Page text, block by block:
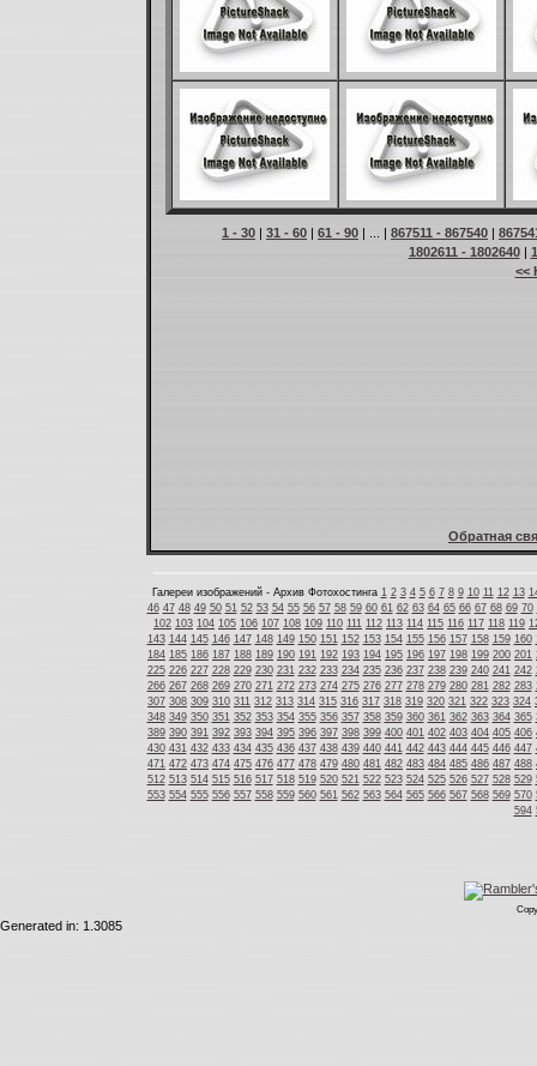
1 - 30 | 31 - 60 | 61 - 90 | ... | 867511 - 867540 |
1802611 - 1802640|
<<
Обратная
Галереи изображений - Архив Фотохостинга 1 2 3 4 5 6 7 8 9 10 11 12 13
46 47 48 49 50 51 52 53 54 55 56 57 58 59 60 61 62 63 64 65 66 67 68 69 70
102 103 104 105 106 107 108 109 110 111 112 113 114 115 116 117 118 119
143 144 145 146 147 148 149 150 151 152 153 154 155 156 157 158 159 160
184 185 186 187 188 189 190 191 192 193 194 195 196 197 198 199 200 201
225 226 227 228 229 230 231 232 233 234 235 236 237 238 239 240 241 242
266 267 268 269 270 271 272 273 274 275 276 277 278 279 280 281 282 283
307 308 309 310 311 312 313 314 315 316 317 318 319 320 321 322 323 324
348 349 350 351 352 353 354 355 356 357 358 359 360 361 362 363 364 365
389 390 391 392 393 394 395 396 397 398 399 400 401 402 403 404 405 406
430 431 432 433 434 435 436 437 438 439 440 441 442 443 444 445 446 447
471 472 473 474 475 476 477 478 479 480 481 482 483 484 485 486 487 488
512 513 514 515 516 517 518 519 520 521 522 523 524 525 526 527 528 529
553 554 555 556 557 558 559 560 561 562 563 564 565 566 567 568 569 570
594
Generated in: 1.3085